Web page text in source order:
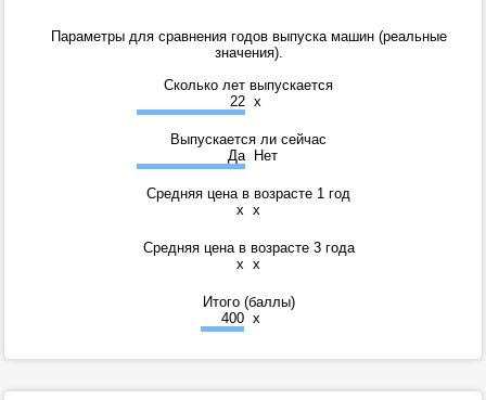
Параметры для сравнения годов выпуска машин (реальные
значения).
Сколько лет выпускается
22 x
Выпускается ли сейчас
Да
Нет
Средняя цена в возрасте 1 год
x x
Средняя цена в возрасте 3 года
x x
Итого (баллы)
400 x